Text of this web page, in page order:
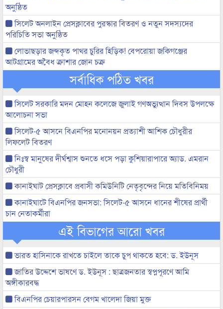
অনুষ্ঠিত
সিলেট অনলাইন প্রেসক্লাবের পুরস্কার বিতরণ ও নতুন সদস্যদের
পরিচিতি সভা অনুষ্ঠিত
লোভাছড়ার জব্দকৃত পাথর চুরির হিড়িক! বেপরোয়া জকিগঞ্জের
আটগ্রামের অবৈধ ক্রাশার জোন চক্র
সর্বাধিক পঠিত খবর
সিলেট সরকারি মদন মোহন কলেজে জুলাই গণঅভ্যুত্থান দিবস উপলক্ষে
আলোচনা সভা
সিলেট-৫ আসনে বিএনপির মনোনয়ন প্রত্যাশী আশিক চৌধুরীর
লিফলেট বিতরণ
নিঃস্ব মানুষের দীর্ঘশ্বাস শুনতে ধসে পড়া কুশিয়ারাপারে অ্যাড. এমরান
চৌধুরী
কানাইঘাট প্রেসক্লাবে প্রবাসী কমিউনিটি নেতৃবৃন্দের নিয়ে মতিবিনিময়
কানাইঘাটে বিএনপির জনসভা: সিলেট-৫ আসনে ধানের শীষের প্রার্থী
চান নেতাকর্মীরা
এই বিভাগের আরো খবর
ভারত হাসিনাকে রাখতে চাইলে তাকে চুপ থাকতে হবে: ড. ইউনূস
জাতির উদ্দেশে ভাষণে ড. ইউনূস : ছাত্রজনতার স্বপ্নপূরণে আমি
অঙ্গীকারবদ্ধ
বিএনপির চেয়ারপারসন বেগম খালেদা জিয়া মুক্ত